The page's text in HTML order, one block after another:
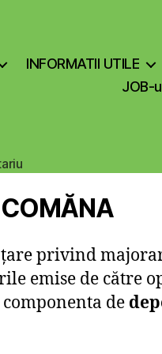
INFORMATII UTILE
JOB-
la
privind
emise de către
de